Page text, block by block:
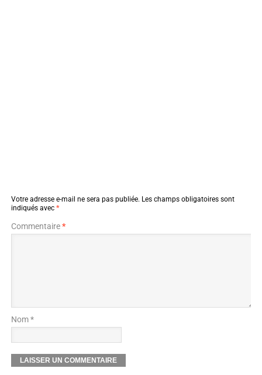
Votre adresse e-mail ne sera pas publiée. Les champs obligatoires sont
indiqués avec *
Commentaire*
Nom *